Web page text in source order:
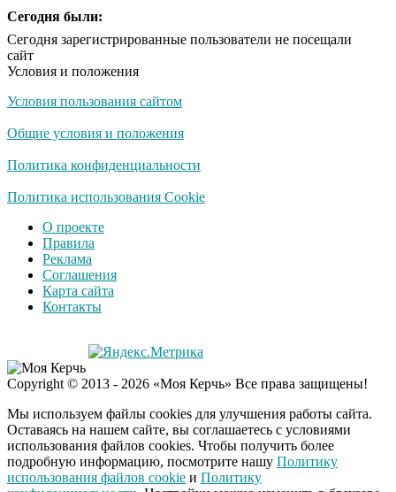
Королева вагона
оставит равнодушным
Сегодня были:
Сегодня зарегистрированные пользователи не посещали
сайт
Условия и положения
Условия пользования сайтом
Общие условия и положения
Политика конфиденциальности
Политика использования Cookie
О проекте
Правила
Реклама
Соглашения
Карта сайта
Контакты
Copyright © 2013 - 2026 «Моя Керчь» Все права защищены!
Мы используем файлы cookies для улучшения работы сайта.
Оставаясь на нашем сайте, вы соглашаетесь с условиями
использования файлов cookies. Чтобы получить более
подробную информацию, посмотрите нашу Политику
использования файлов cookie и Политику